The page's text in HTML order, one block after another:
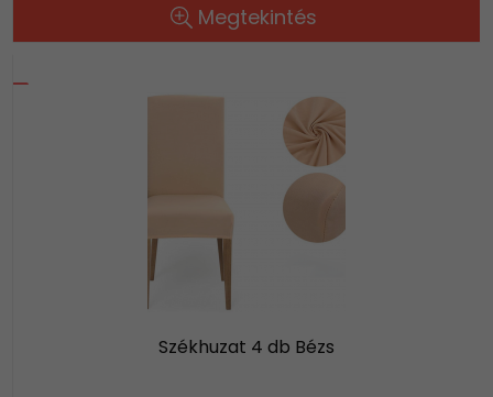
Megtekintés
Székhuzat 4 db Bézs